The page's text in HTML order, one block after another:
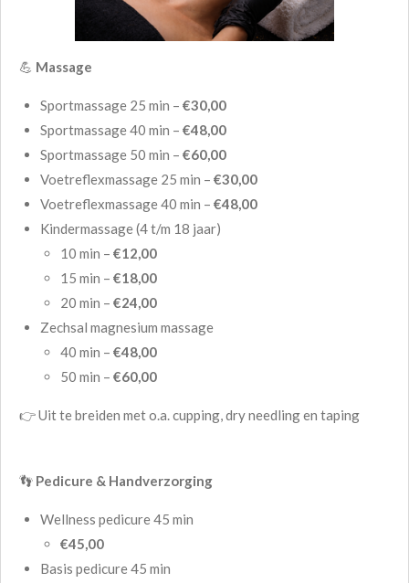
💪 Massage
Sportmassage 25 min – €30,00
Sportmassage 40 min – €48,00
Sportmassage 50 min – €60,00
Voetreflexmassage 25 min – €30,00
Voetreflexmassage 40 min – €48,00
Kindermassage (4 t/m 18 jaar)
10 min – €12,00
15 min – €18,00
20 min – €24,00
Zechsal magnesium massage
40 min – €48,00
50 min – €60,00
👉 Uit te breiden met o.a. cupping, dry needling en taping
👣 Pedicure & Handverzorging
Wellness pedicure 45 min
€45,00
Basis pedicure 45 min